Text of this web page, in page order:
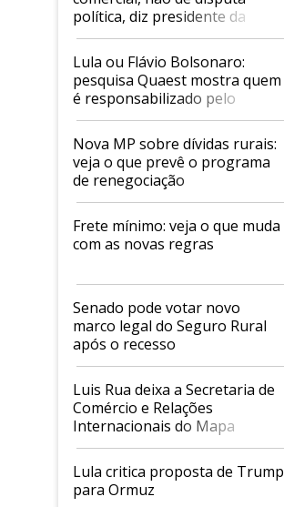
política, diz presidente da
Faesp
Lula ou Flávio Bolsonaro:
pesquisa Quaest mostra quem
é responsabilizado pelo
tarifaço dos EUA
Nova MP sobre dívidas rurais:
veja o que prevê o programa
de renegociação
Frete mínimo: veja o que muda
com as novas regras
Senado pode votar novo
marco legal do Seguro Rural
após o recesso
Luis Rua deixa a Secretaria de
Comércio e Relações
Internacionais do Mapa
Lula critica proposta de Trump
para Ormuz